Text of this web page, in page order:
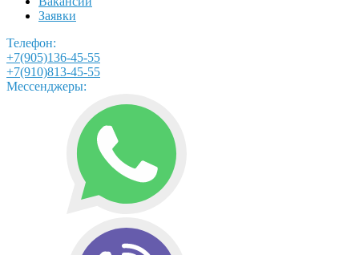
Заявки
Телефон:
+7(905)136-45-55
+7(910)813-45-55
Мессенджеры: